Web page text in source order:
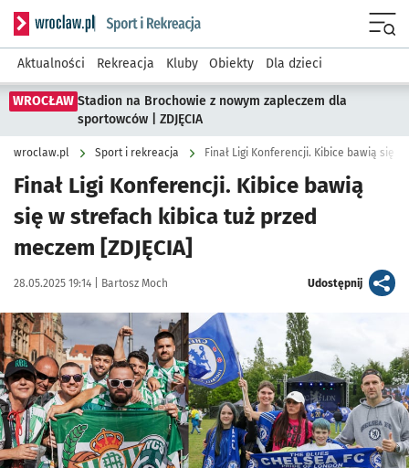
Serwis informacyjny wroclaw.pl podserwis: Sport i rekreacja
Aktualności Rekreacja Kluby Obiekty Dla dzieci
WROCŁAW Stadion na Brochowie z nowym zapleczem dla
sportowców | ZDJĘCIA
wroclaw.pl Sport i rekreacja Finał Ligi Konferencji. Kibice bawią się
Finał Ligi Konferencji. Kibice bawią
się w strefach kibica tuż przed
meczem [ZDJĘCIA]
Data publikacji:
28.05.2025 19:14 | Autor:
Bartosz Moch Udostępnijartykuł
Kliknij, aby zobaczyć galerię